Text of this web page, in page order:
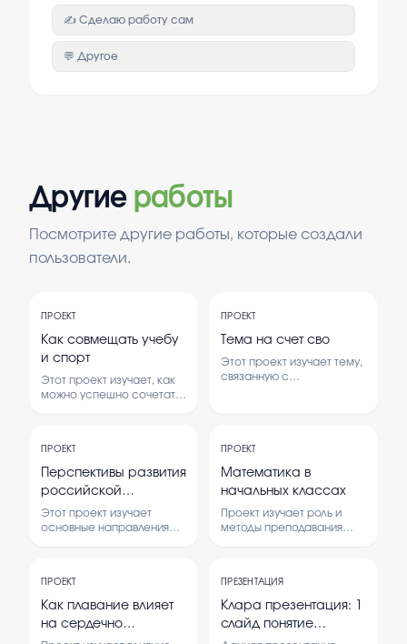
✍️ Сделаю работу сам
💬 Другое
Другие работы
Посмотрите другие работы, которые создали
пользователи.
ПРОЕКТ
Как совмещать учебу
и спорт
Этот проект изучает, как
можно успешно сочетать
времени и советы для
достижения баланса.
ПРОЕКТ
Тема на счет сво
Этот проект изучает тему,
связанную с
проводятся исследования
ПРОЕКТ
Перспективы развития
российской
экономики и ее
приоритеты
Этот проект изучает
основные направления
работе рассматриваются
теоретические основы и
населения.
ПРОЕКТ
Математика в
начальных классах
Проект изучает роль и
методы преподавания
теоретические основы и
практические подходы к
обучению.
ПРОЕКТ
Как плавание влияет
на сердечно
ПРЕЗЕНТАЦИЯ
Клара презентация: 1
слайд понятие